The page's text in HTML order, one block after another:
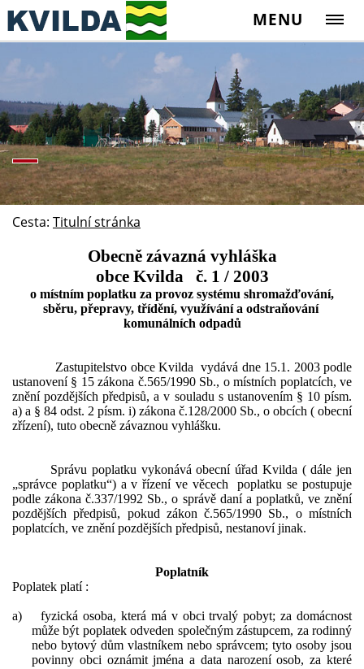
MENU
Cesta: Titulní stránka
Obecně závazná vyhláška
obce Kvilda č. 1 / 2003
o místním poplatku za provoz systému shromažďování,
sběru, přepravy, třídění, využívání a odstraňování
komunálních odpadů
Zastupitelstvo obce Kvilda vydává dne 15.1. 2003 podle
ustanovení § 15 zákona č.565/1990 Sb., o místních poplatcích, ve
znění pozdějších předpisů, a v souladu s ustanovením § 10 písm.
a) a § 84 odst. 2 písm. i) zákona č.128/2000 Sb., o obcích ( obecní
zřízení), tuto obecně závaznou vyhlášku.
Správu poplatku vykonává obecní úřad Kvilda ( dále jen
„správce poplatku“) a v řízení ve věcech poplatku se postupuje
podle zákona č.337/1992 Sb., o správě daní a poplatků, ve znění
pozdějších předpisů, pokud zákon č.565/1990 Sb., o místních
poplatcích, ve znění pozdějších předpisů, nestanoví jinak.
Poplatník
Poplatek platí :
a)
fyzická osoba, která má v obci trvalý pobyt; za domácnost
může být poplatek odveden společným zástupcem, za rodinný
nebo bytový dům vlastníkem nebo správcem; tyto osoby jsou
povinny obci oznámit jména a data narození osob, za které